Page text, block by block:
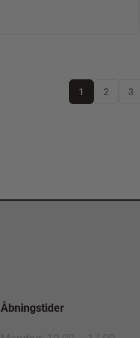
1 2 3
Åbningstider